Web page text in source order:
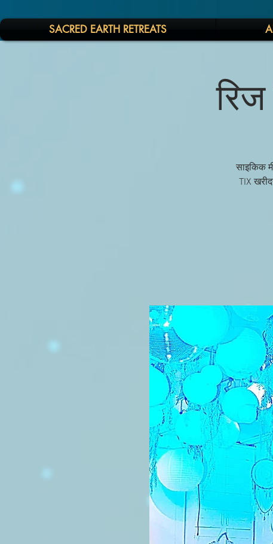
SACRED EARTH RETREATS
साइकिक
TIX